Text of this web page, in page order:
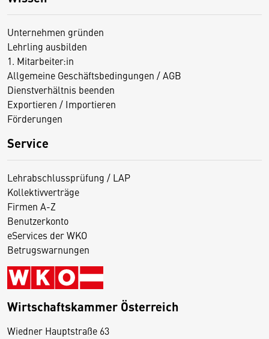
Unternehmen gründen
Lehrling ausbilden
1. Mitarbeiter:in
Allgemeine Geschäftsbedingungen / AGB
Dienstverhältnis beenden
Exportieren / Importieren
Förderungen
Service
Lehrabschlussprüfung / LAP
Kollektivverträge
Firmen A-Z
Benutzerkonto
eServices der WKO
Betrugswarnungen
Wirtschaftskammer Österreich
Wiedner Hauptstraße 63
D